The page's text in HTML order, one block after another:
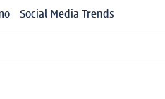
Social Media Trends